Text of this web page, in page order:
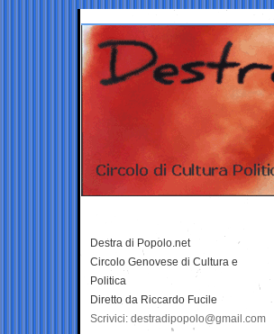
Destra di Popolo.net
Circolo Genovese di Cultura e
Politica
Diretto da Riccardo Fucile
Scrivici: destradipopolo@gmail.com